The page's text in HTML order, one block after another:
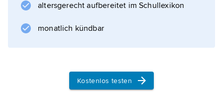
INA MEER SOMMER/SHUTTERSTOCK
altersgerecht aufbereitet im Schullexikon
monatlich kündbar
Kostenlos testen